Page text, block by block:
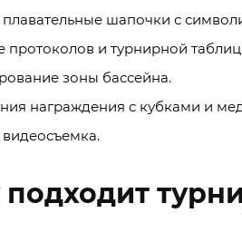
шапочки с
протоколов и турнирной
зоны бассейна.
награждения с кубками и